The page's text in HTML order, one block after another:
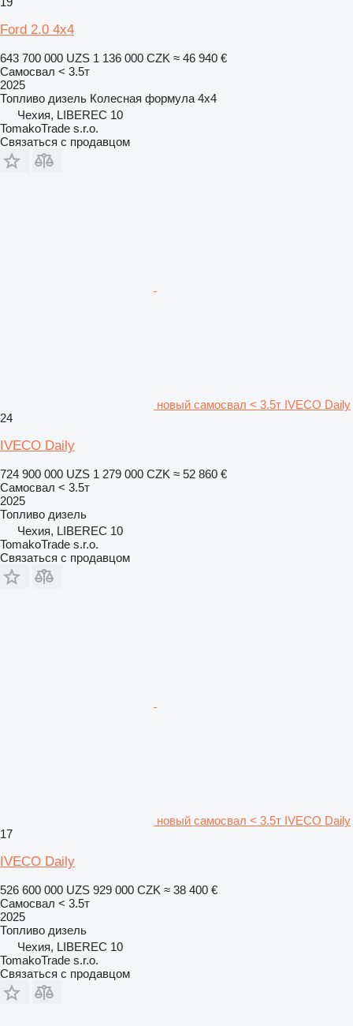
Ford 2.0 4x4
643 700 000 UZS 1 136 000 CZK ≈ 46 940 €
Самосвал < 3.5т
2025
Топливо дизель Колесная формула 4x4
Чехия, LIBEREC 10
TomakoTrade s.r.o.
Связаться с продавцом
новый самосвал < 3.5т IVECO Daily
24
IVECO Daily
724 900 000 UZS 1 279 000 CZK ≈ 52 860 €
Самосвал < 3.5т
2025
Топливо дизель
Чехия, LIBEREC 10
TomakoTrade s.r.o.
Связаться с продавцом
новый самосвал < 3.5т IVECO Daily
17
IVECO Daily
526 600 000 UZS 929 000 CZK ≈ 38 400 €
Самосвал < 3.5т
2025
Топливо дизель
Чехия, LIBEREC 10
TomakoTrade s.r.o.
Связаться с продавцом